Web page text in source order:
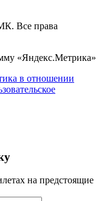
Все права
«Яндекс.Метрика»
в отношении
на предстоящие